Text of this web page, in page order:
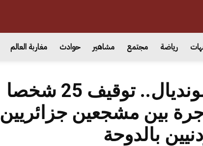
رياضة مجتمع مشاهير حوادث مغاربة العالم
بسبب مباراة المونديال.. توقيف 25 شخصا
بين مشجعين جزائريين
بالدوحة